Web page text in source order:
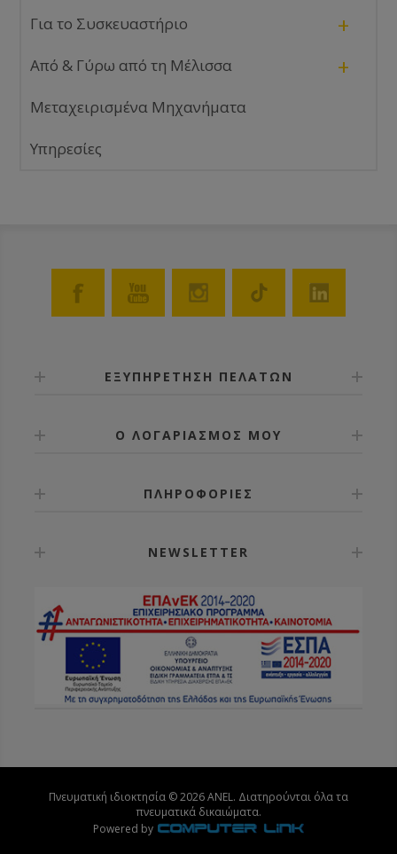
Για το Συσκευαστήριο +
Από & Γύρω από τη Μέλισσα +
Μεταχειρισμένα Μηχανήματα
Υπηρεσίες
ΕΞΥΠΗΡΕΤΗΣΗ ΠΕΛΑΤΩΝ
Ο ΛΟΓΑΡΙΑΣΜΟΣ ΜΟΥ
ΠΛΗΡΟΦΟΡΙΕΣ
NEWSLETTER
Πνευματική ιδιοκτησία © 2026 ANEL. Διατηρούνται όλα τα
πνευματικά δικαιώματα.
Powered by